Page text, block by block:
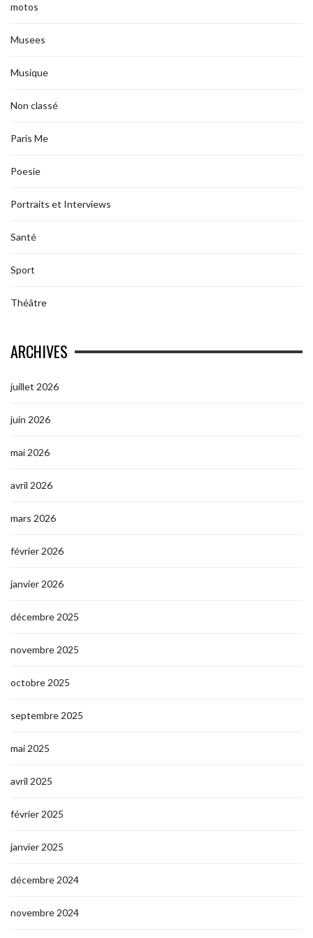
motos
Musees
Musique
Non classé
Paris Me
Poesie
Portraits et Interviews
Santé
Sport
Théâtre
ARCHIVES
juillet 2026
juin 2026
mai 2026
avril 2026
mars 2026
février 2026
janvier 2026
décembre 2025
novembre 2025
octobre 2025
septembre 2025
mai 2025
avril 2025
février 2025
janvier 2025
décembre 2024
novembre 2024